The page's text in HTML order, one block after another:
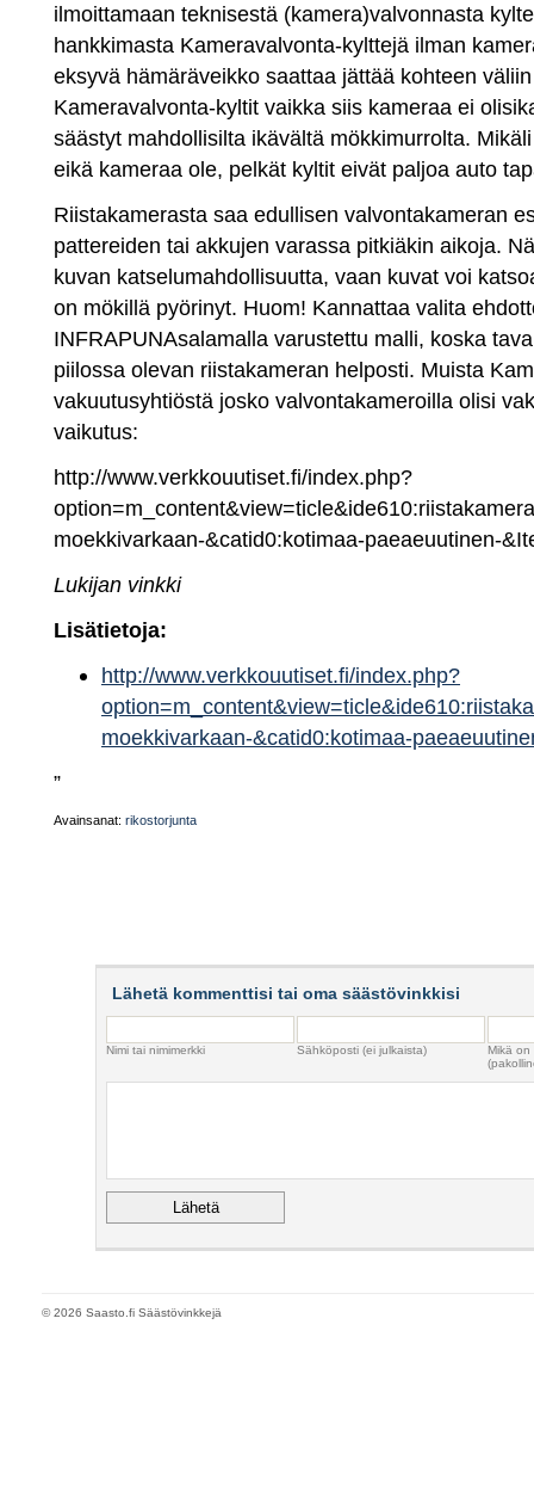
ilmoittamaan teknisestä (kamera)valvonnasta
hankkimasta Kameravalvonta-kylttejä ilman
eksyvä hämäräveikko saattaa jättää kohteen
Kameravalvonta-kyltit vaikka siis kameraa ei
säästyt mahdollisilta ikävältä mökkimurrolta.
eikä kameraa ole, pelkät kyltit eivät paljoa auto
Riistakamerasta saa edullisen valvontakameran
pattereiden tai akkujen varassa pitkiäkin aikoja.
kuvan katselumahdollisuutta, vaan kuvat voi
on mökillä pyörinyt. Huom! Kannattaa valita
INFRAPUNAsalamalla varustettu malli, koska
piilossa olevan riistakameran helposti. Muista
vakuutusyhtiöstä josko valvontakameroilla olisi
vaikutus:
http://www.verkkouutiset.fi/index.php?
moekkivarkaan-&catid0:kotimaa-paeaeuutinen-
Lukijan vinkki
Lisätietoja:
http://www.verkkouutiset.fi/index.php?
moekkivarkaan-&catid0:kotimaa-
”
Avainsanat: rikostorjunta
Lähetä kommenttisi tai oma säästövinkkisi
Nimi tai nimimerkki Sähköposti (ei julkaista)
Mikä
© 2026 Saasto.fi Säästövinkkejä